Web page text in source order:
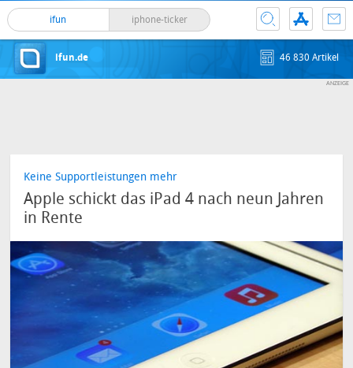
ifun iphone-ticker
ifun.de 46 830 Artikel
Keine Supportleistungen mehr
Apple schickt das iPad 4 nach neun Jahren
in Rente